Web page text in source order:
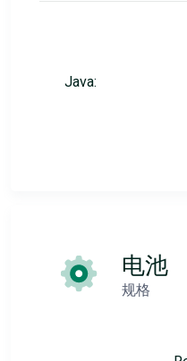
Java:
电池
规格